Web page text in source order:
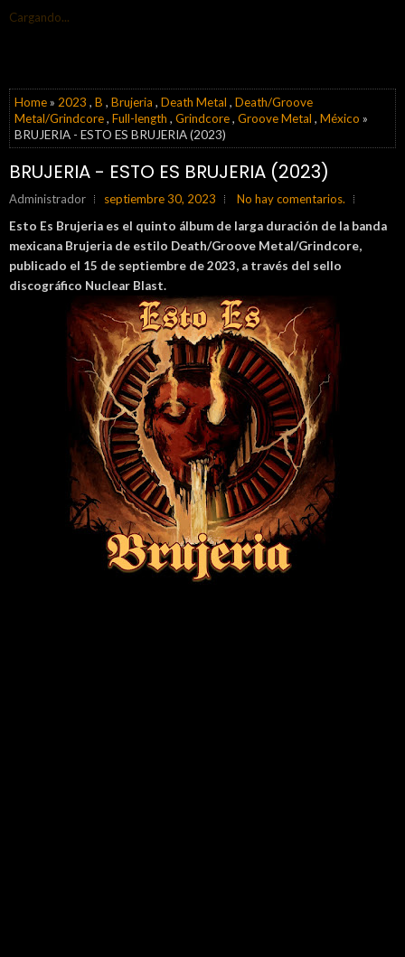
Cargando...
Home» 2023 , B , Brujeria , Death Metal , Death/Groove
Metal/Grindcore, Full-length , Grindcore, Groove Metal , México »
BRUJERIA - ESTO ES BRUJERIA (2023)
BRUJERIA - ESTO ES BRUJERIA (2023)
Administrador septiembre 30, 2023
No hay comentarios.
Esto Es Brujeria es el quinto álbum de larga duración de la banda
mexicana Brujeria de estilo Death/Groove Metal/Grindcore,
publicado el 15 de septiembre de 2023, a través del sello
discográfico Nuclear Blast.